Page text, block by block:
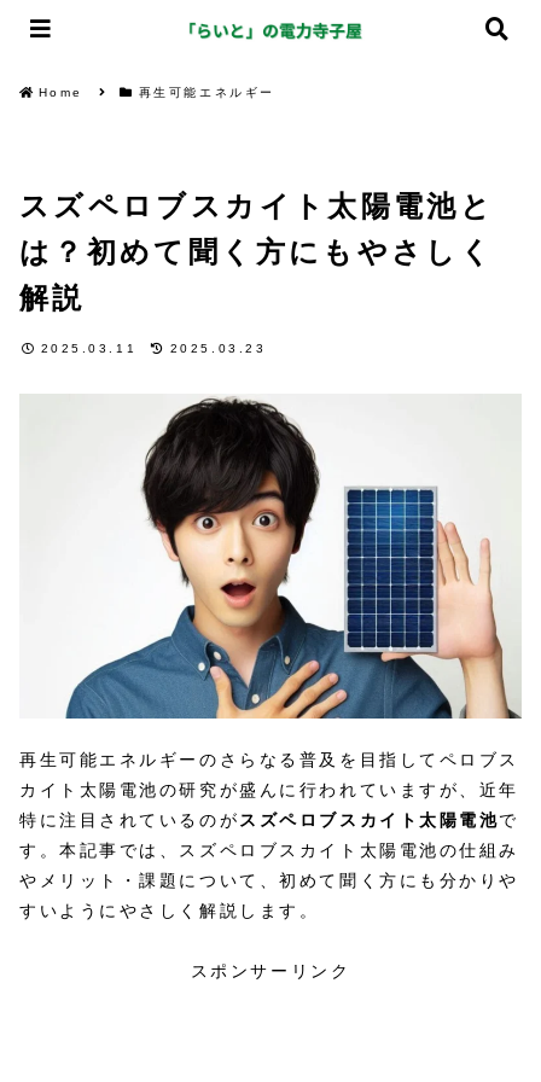
Home 再生可能エネルギー
スズペロブスカイト太陽電池と
は？初めて聞く方にもやさしく
解説
2025.03.11 2025.03.23
再生可能エネルギーのさらなる普及を目指してペロブス
カイト太陽電池の研究が盛んに行われていますが、近年
特に注目されているのが スズペロブスカイト太陽電池で
す。本記事では、スズペロブスカイト太陽電池の仕組み
やメリット・課題について、初めて聞く方にも分かりや
すいようにやさしく解説します。
スポンサーリンク